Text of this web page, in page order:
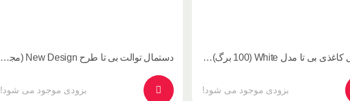
دستمال کاغذی بی تا مدل White (100 برگ) بسته 10 عددی
بزودی موجود می شود!
دستمال توالت بی تا طرح New Design (مجموعه 4 عددی)
بزودی موجود می شود!